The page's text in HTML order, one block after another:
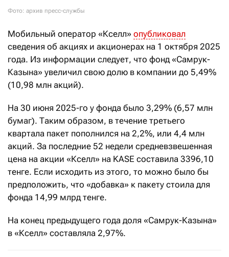
Фото: архив пресс-службы
Мобильный оператор «Кселл» опубликовал
сведения об акциях и акционерах на 1 октября 2025
года. Из информации следует, что фонд «Самрук-
Казына» увеличил свою долю в компании до 5,49%
(10,98 млн акций).
На 30 июня 2025-го у фонда было 3,29% (6,57 млн
бумаг). Таким образом, в течение третьего
квартала пакет пополнился на 2,2%, или 4,4 млн
акций. За последние 52 недели средневзвешенная
цена на акции «Кселл» на KASE составила 3396,10
тенге. Если исходить из этого, то можно было бы
предположить, что «добавка» к пакету стоила для
фонда 14,99 млрд тенге.
На конец предыдущего года доля «Самрук-Казына»
в «Кселл» составляла 2,97%.